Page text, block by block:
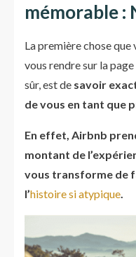
mémorable :
La première chose
vous rendre sur la page
sûr, est de savoir
de vous en tant que
En effet, Airbnb
montant de
vous transforme de
l’histoire si atypique.